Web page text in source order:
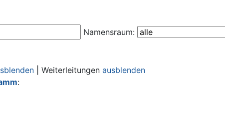
Namensraum:
| Weiterleitungen ausblenden
: